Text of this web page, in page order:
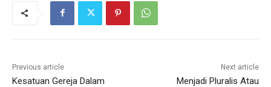
Previous article
Kesatuan Gereja Dalam
Next article
Menjadi Pluralis Atau